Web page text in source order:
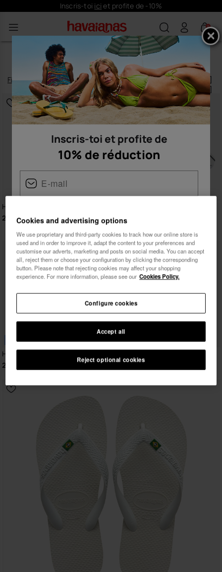
Inscris-toi ici et profite de -10%
0
TONGS BLANCHES POUR HOMME
produits|
Filtrerettrier
Havaianas Track Waves
20,00 €
28,00 €
BESTSELLER
Havaianas Top
22,00 €
30,00 €
Inscris-toi et profite de
10% de réduction
Femme Homme
Je souhaite recevoir des communications
commerciales par tout moyen. J'ai lu et j'accepte la
Politique de Confidentialité.
réduction
Cookies and advertising options
We use proprietary and third-party cookies to track how our online store is
used and in order to improve it, adapt the content to your preferences and
customise our adverts, marketing and posts on social media. You can accept
all, reject them or choose your configuration by clicking the corresponding
button. Please note that rejecting cookies may affect your shopping
experience. For more information, please see our Cookies Policy.
Reject optional cookies
Accept all
Configure cookies